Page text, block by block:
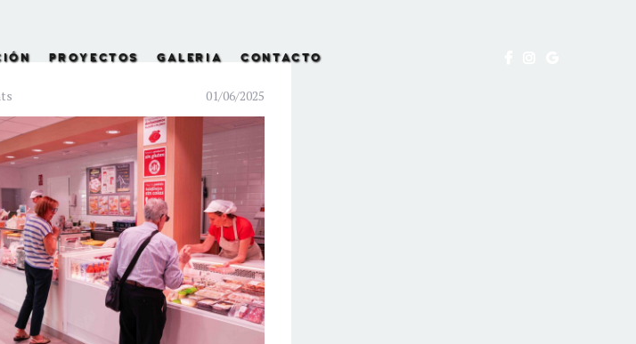
PROYECTOS GALERIA CONTACTO
01/06/2025